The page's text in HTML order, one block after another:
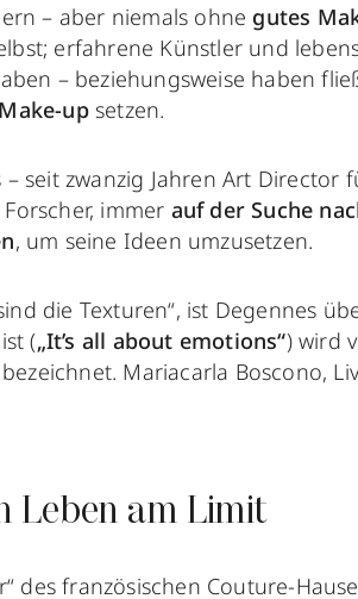
– aber niemals ohne gutes
erfahrene Künstler und
– beziehungsweise haben
upsetzen.
seit zwanzig Jahren Art Director
immer auf der Suche
, um seine Ideen umzusetzen.
die Texturen“, ist Degennes
(„It’s all about emotions“) wird
Mariacarla Boscono,
Leben am Limit
des französischen Couture-